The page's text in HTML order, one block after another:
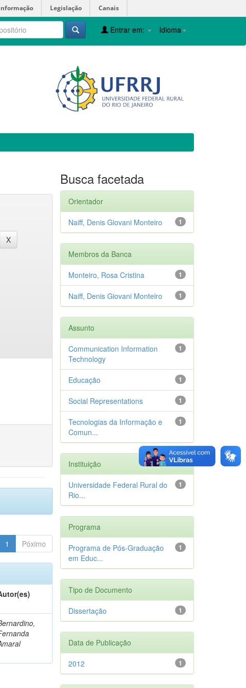
Legislação Canais
Idioma
Entrar em:
1 Póximo
Busca facetada
Orientador
1
Naiff, Denis Giovani Monteiro
Membros da Banca
1
Monteiro, Rosa Cristina
1
Naiff, Denis Giovani Monteiro
Assunto
1
Communication Information
Technology
1
Educação
1
Social Representations
1
Tecnologias da Informação e
Comun...
Instituição
1
Universidade Federal Rural do
Rio...
Programa
1
Programa de Pós-Graduação
em Educ...
Tipo de Documento
1
Dissertação
Data de Publicação
1
2012